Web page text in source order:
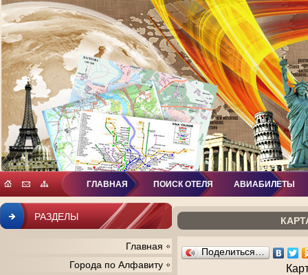
Поделиться…
РАЗДЕЛЫ
Главная
Города по Алфавиту
ГЛАВНАЯ ПОИСК ОТЕЛЯ АВИАБИЛЕТЫ